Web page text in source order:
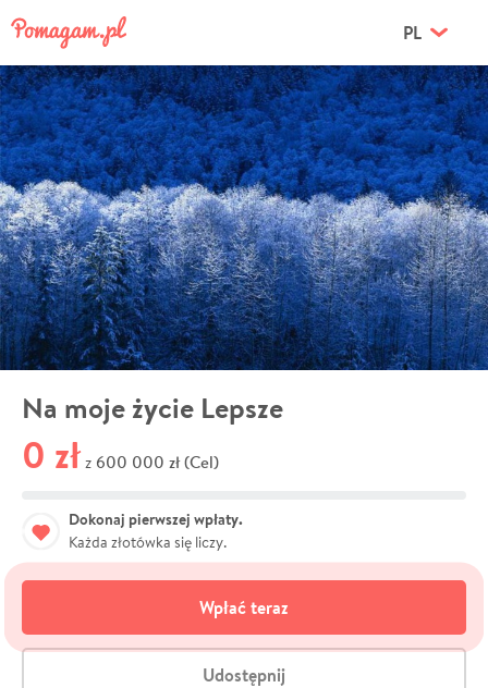
PL
Na moje życie Lepsze
0 zł z 600 000 zł (Cel)
Dokonaj pierwszej wpłaty.
Każda złotówka się liczy.
Wpłać teraz
Udostępnij